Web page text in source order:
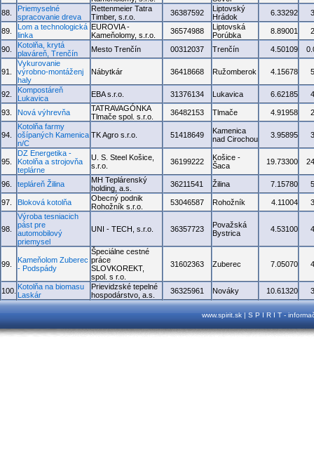
88.
Priemyselné
spracovanie dreva
Rettenmeier Tatra
Timber, s.r.o.
36387592
Liptovský
Hrádok
6.33292
89.
Lom a technologická
linka
EUROVIA -
Kameňolomy, s.r.o.
36574988
Liptovská
Porúbka
8.89001
90.
Kotolňa, krytá
plaváreň, Trenčín
Mesto Trenčín 00312037 Trenčín 4.50109
91.
Vykurovanie
výrobno-montáženj
haly
Nábytkár 36418668 Ružomberok 4.15678
92.
Kompostáreň
Lukavica
EBA s.r.o. 31376134 Lukavica 6.62185
93. Nová výhrevňa
TATRAVAGÓNKA
Tlmače spol. s.r.o.
36482153 Tlmače 4.91958
94.
Kotolňa farmy
ošípaných Kamenica
n/C
TK Agro s.r.o. 51418649
Kamenica
nad Cirochou
3.95895
95.
DZ Energetika -
Kotolňa a strojovňa
teplárne
U. S. Steel Košice,
s.r.o.
36199222
Košice -
Šaca
19.73300
96. tepláreň Žilina
MH Teplárenský
holding, a.s.
36211541 Žilina 7.15780
97. Bloková kotolňa
Obecný podnik
Rohožník s.r.o.
53046587 Rohožník 4.11004
98.
Výroba tesniacich
pást pre
automobilový
priemysel
UNI - TECH, s.r.o. 36357723
Považská
Bystrica
4.53100
99.
Kameňolom Zuberec
- Podspády
Špeciálne cestné
práce
SLOVKOREKT,
spol. s r.o.
31602363 Zuberec 7.05070
100. Kotolňa na biomasu
Laskár
Prievidzské tepelné
hospodárstvo, a.s.
36325961 Nováky 10.61320
www.spirit.sk | S P I R I T -